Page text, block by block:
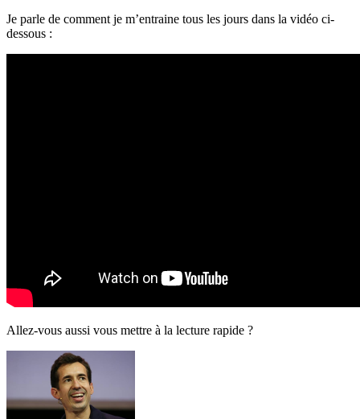
Je parle de comment je m’entraine tous les jours dans la vidéo ci-
dessous :
Allez-vous aussi vous mettre à la lecture rapide ?